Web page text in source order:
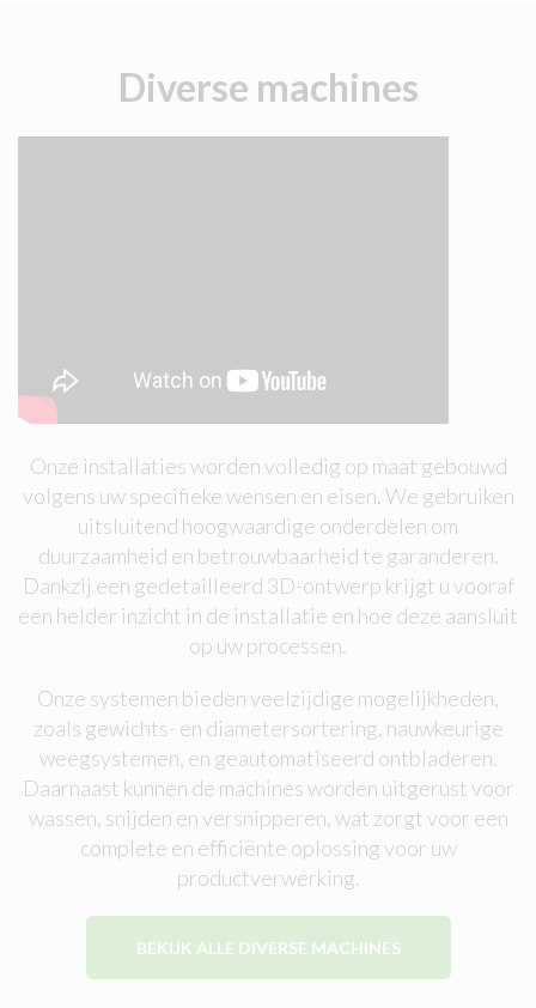
Diverse machines
Onze installaties worden volledig op maat gebouwd
volgens uw specifieke wensen en eisen. We gebruiken
uitsluitend hoogwaardige onderdelen om
duurzaamheid en betrouwbaarheid te garanderen.
Dankzij een gedetailleerd 3D-ontwerp krijgt u vooraf
een helder inzicht in de installatie en hoe deze aansluit
op uw processen.
Onze systemen bieden veelzijdige mogelijkheden,
zoals gewichts- en diametersortering, nauwkeurige
weegsystemen, en geautomatiseerd ontbladeren.
Daarnaast kunnen de machines worden uitgerust voor
wassen, snijden en versnipperen, wat zorgt voor een
complete en efficiënte oplossing voor uw
productverwerking.
BEKIJK ALLE DIVERSE MACHINES